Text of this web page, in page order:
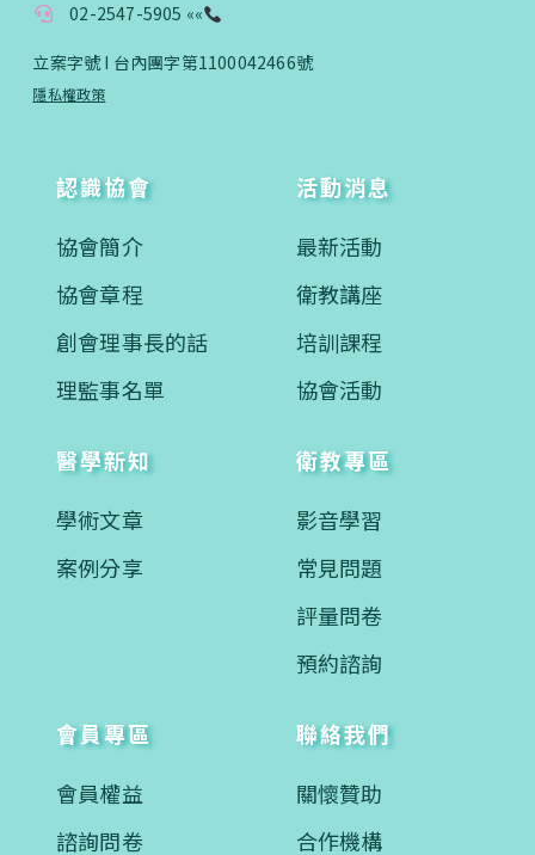
02-2547-5905 ««
立案字號 I 台內團字第1100042466號
隱私權政策
認識協會
協會簡介
協會章程
創會理事長的話
理監事名單
活動消息
最新活動
衛教講座
培訓課程
協會活動
醫學新知
學術文章
案例分享
衛教專區
影音學習
常見問題
評量問卷
預約諮詢
會員專區
會員權益
諮詢問卷
聯絡我們
關懷贊助
合作機構